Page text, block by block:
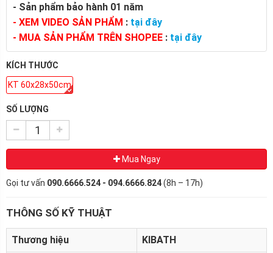
- Sản phẩm bảo hành 01 năm
- XEM VIDEO SẢN PHẨM : tại đây
- MUA SẢN PHẨM TRÊN SHOPEE : tại đây
KÍCH THƯỚC
KT 60x28x50cm
SỐ LƯỢNG
Mua Ngay
Gọi tư vấn 090.6666.524 - 094.6666.824(8h – 17h)
THÔNG SỐ KỸ THUẬT
Thương hiệu KIBATH